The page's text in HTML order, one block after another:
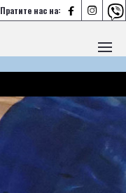
Пратите нас на:   